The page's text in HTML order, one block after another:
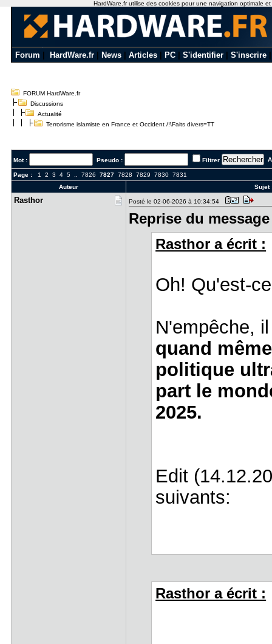
Forum HardWare.fr News Articles PC S'identifier S'inscrire
FORUM HardWare.fr
Discussions
Actualité
Terrorisme islamiste en France et Occident /!\Faits divers=TT
Mot : Pseudo : Filtrer
Page : 1 2 3 4 5.. 7826 7827 7828 7829 7830 7831
Auteur
Sujet
Rasthor Posté le 02-06-2026 à 10:34:54
Reprise du
Rasthor a écrit :
Oh! Qu'est-
N'empêche,
quand
politique
part le
2025.
Edit
suivants:
Rasthor a écrit :
HardWare.fr utilise des cookies pour une navigation optimale